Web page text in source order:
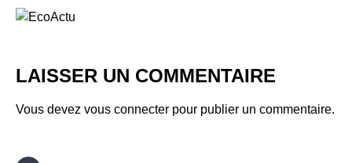
LAISSER UN COMMENTAIRE
Vous devez vous connecter pour publier un commentaire.